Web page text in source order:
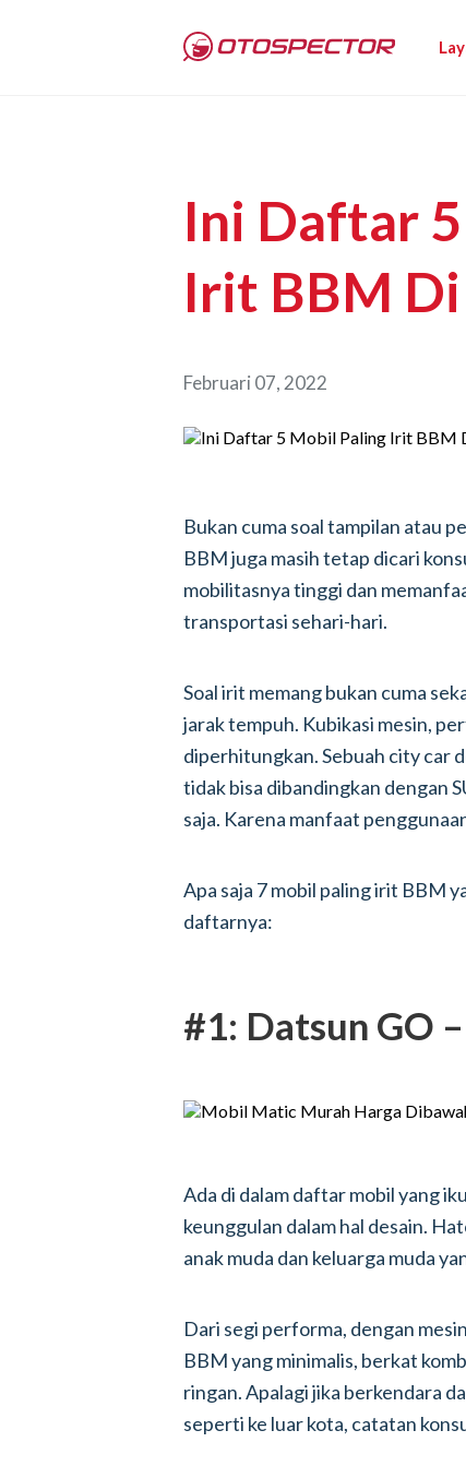
Ini Daftar
Irit BBM
Februari 07, 2022
Bukan cuma soal tampilan atau
BBM juga masih tetap dicari
mobilitasnya tinggi dan
transportasi sehari-hari.
Soal irit memang bukan cuma
jarak tempuh. Kubikasi mesin,
diperhitungkan. Sebuah city car
tidak bisa dibandingkan dengan
saja. Karena manfaat
Apa saja 7 mobil paling irit BBM
daftarnya:
#1: Datsun GO
Ada di dalam daftar mobil yang
keunggulan dalam hal desain.
anak muda dan keluarga muda
Dari segi performa, dengan
BBM yang minimalis, berkat
ringan. Apalagi jika berkendara
seperti ke luar kota, catatan